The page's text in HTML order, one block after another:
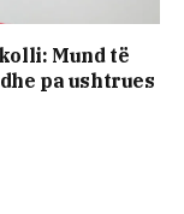
Mund të
pa ushtrues